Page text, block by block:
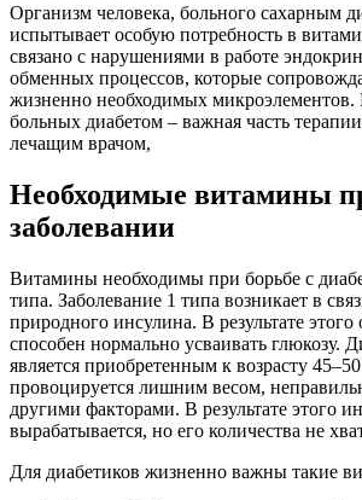
Организм человека, больного сахарным
испытывает особую потребность в
связано с нарушениями в работе
обменных процессов, которые
жизненно необходимых
больных диабетом – важная часть
лечащим врачом,
Необходимые витамины
заболевании
Витамины необходимы при борьбе с
типа. Заболевание 1 типа возникает в
природного инсулина. В результате этого
способен нормально усваивать глюкозу.
является приобретенным к возрасту
провоцируется лишним весом,
другими факторами. В результате этого
вырабатывается, но его количества не
Для диабетиков жизненно важны такие